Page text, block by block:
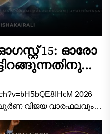
ഓഗസ്റ്റ് 15: ഓരോ
12
സമ്പൂർണ്ണ
2026
വിജയ വാരഫലവും